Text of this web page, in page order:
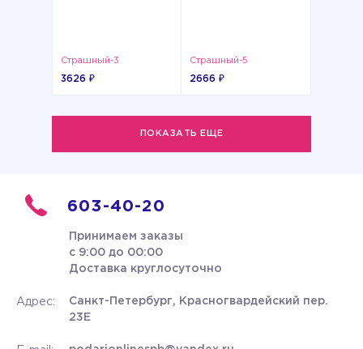
Страшный-3
3626 ₽
Страшный-5
2666 ₽
ПОКАЗАТЬ ЕЩЕ
603-40-20
Принимаем заказы
с 9:00 до 00:00
Доставка круглосуточно
Адрес:
Санкт-Петербург, Красногвардейский пер.
23Е